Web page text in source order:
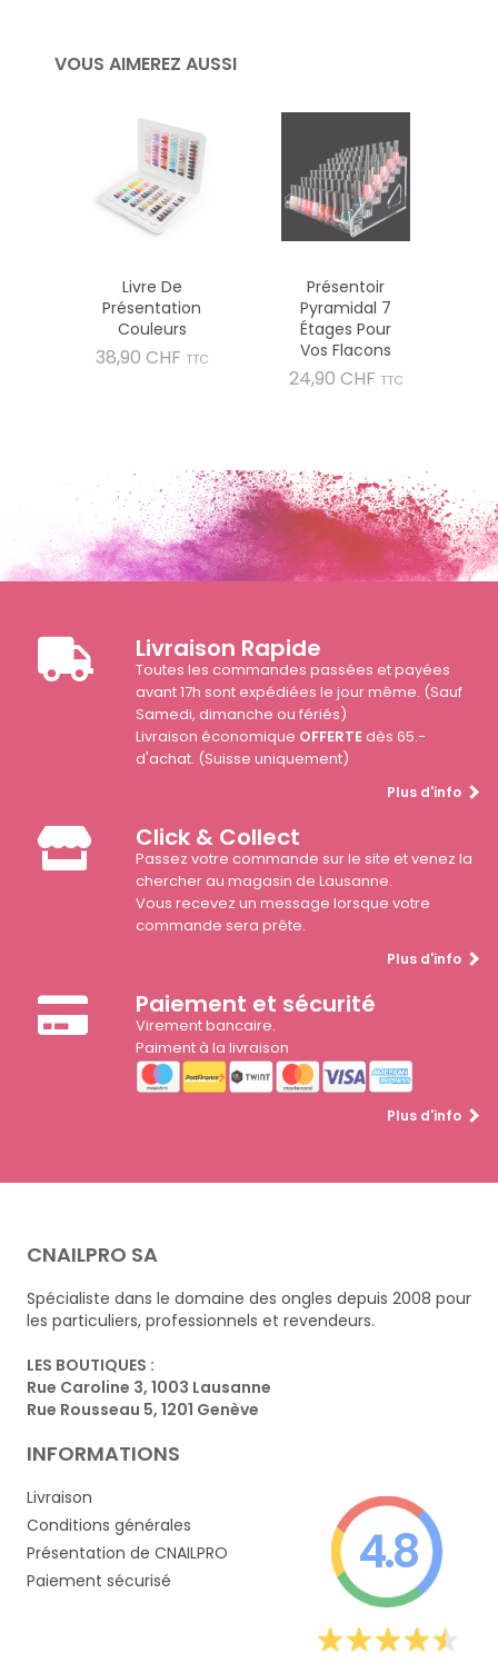
VOUS AIMEREZ AUSSI
Livre De
Présentation
Couleurs
38,90 CHF Prix
TTC
Présentoir
Pyramidal 7
Étages Pour
Vos Flacons
24,90 CHF Prix
TTC
Livraison Rapide
Toutes les commandes passées et payées
avant 17h sont expédiées le jour même. (Sauf
Samedi, dimanche ou fériés)
Livraison économique OFFERTEdès 65.-
d'achat. (Suisse uniquement)
Plus d'info
Click & Collect
Passez votre commande sur le site et venez la
chercher au magasin de Lausanne.
Vous recevez un message lorsque votre
commande sera prête.
Plus d'info
Paiement et sécurité
Virement bancaire.
Paiment à la livraison
Plus d'info
CNAILPRO SA
Spécialiste dans le domaine des ongles depuis 2008 pour
les particuliers, professionnels et revendeurs.
LES BOUTIQUES :
Rue Caroline 3, 1003 Lausanne
Rue Rousseau 5, 1201 Genève
INFORMATIONS
Livraison
Conditions générales
Présentation de CNAILPRO
Paiement sécurisé
4.8